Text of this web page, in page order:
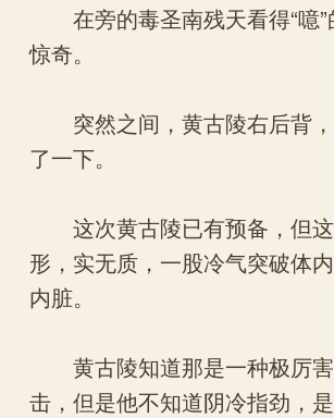
在旁的毒圣南残天看得“噫”
惊奇。
突然之间，黄古陵右后背，
了一下。
这次黄古陵已有预备，但这
形，实无质，一股冷气突破体
内脏。
黄古陵知道那是一种极厉
击，但是他不知道阴冷指劲，